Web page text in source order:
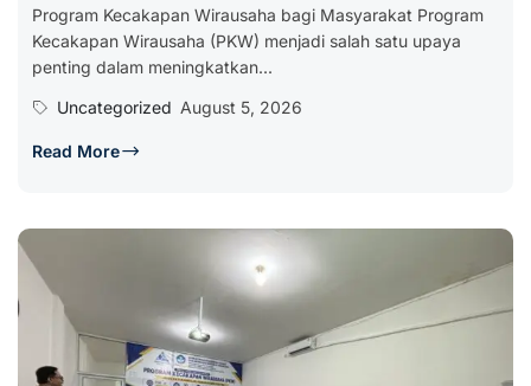
Program Kecakapan Wirausaha bagi Masyarakat Program
Kecakapan Wirausaha (PKW) menjadi salah satu upaya
penting dalam meningkatkan...
Uncategorized August 5, 2026
Read More